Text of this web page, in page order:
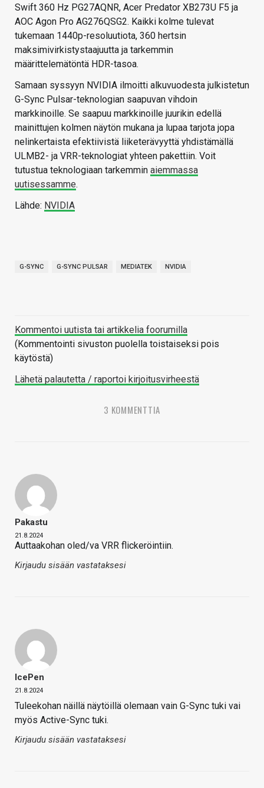
Swift 360 Hz PG27AQNR, Acer Predator XB273U F5 ja
AOC Agon Pro AG276QSG2. Kaikki kolme tulevat
tukemaan 1440p-resoluutiota, 360 hertsin
maksimivirkistystaajuutta ja tarkemmin
määrittelemätöntä HDR-tasoa.
Samaan syssyyn NVIDIA ilmoitti alkuvuodesta julkistetun
G-Sync Pulsar-teknologian saapuvan vihdoin
markkinoille. Se saapuu markkinoille juurikin edellä
mainittujen kolmen näytön mukana ja lupaa tarjota jopa
nelinkertaista efektiivistä liiketerävyyttä yhdistämällä
ULMB2- ja VRR-teknologiat yhteen pakettiin. Voit
tutustua teknologiaan tarkemmin aiemmassa
uutisessamme.
Lähde: NVIDIA
G-SYNC G-SYNC PULSAR MEDIATEK NVIDIA
Kommentoi uutista tai artikkelia foorumilla
(Kommentointi sivuston puolella toistaiseksi pois
käytöstä)
Lähetä palautetta / raportoi kirjoitusvirheestä
3 KOMMENTTIA
Pakastu
21.8.2024
Auttaakohan oled/va VRR flickeröintiin.
Kirjaudu sisään vastataksesi
IcePen
21.8.2024
Tuleekohan näillä näytöillä olemaan vain G-Sync tuki vai
myös Active-Sync tuki.
Kirjaudu sisään vastataksesi